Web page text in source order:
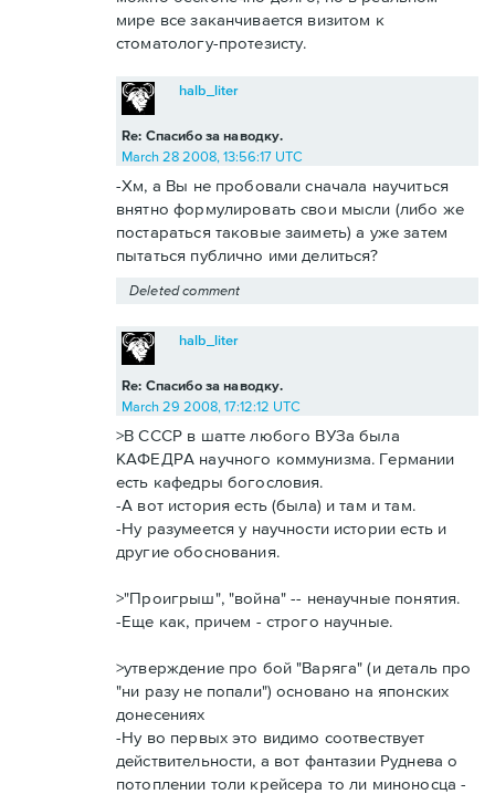
мире все заканчивается визитом к
стоматологу-протезисту.
Re: Спасибо за наводку.
halb_liter
March 28 2008, 13:56:17 UTC
-Хм, а Вы не пробовали сначала научиться
внятно формулировать свои мысли (либо же
постараться таковые заиметь) а уже затем
пытаться публично ими делиться?
Deleted comment
Re: Спасибо за наводку.
halb_liter
March 29 2008, 17:12:12 UTC
>В СССР в шатте любого ВУЗа была
КАФЕДРА научного коммунизма. Германии
есть кафедры богословия.
-А вот история есть (была) и там и там.
-Ну разумеется у научности истории есть и
другие обоснования.
>"Проигрыш", "война" -- ненаучные понятия.
-Еще как, причем - строго научные.
>утверждение про бой "Варяга" (и деталь про
"ни разу не попали") основано на японских
донесениях
-Ну во первых это видимо соотвествует
действительности, а вот фантазии Руднева о
потоплении толи крейсера то ли миноносца -